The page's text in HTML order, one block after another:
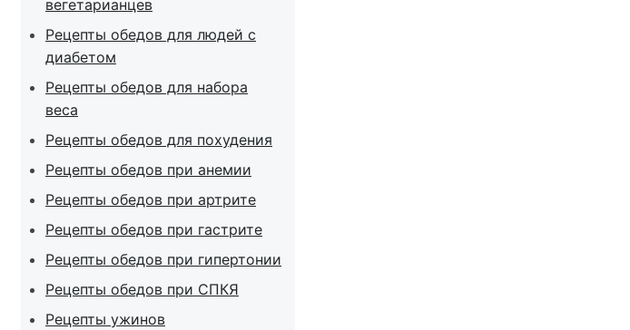
вегетарианцев
Рецепты обедов для людей с
диабетом
Рецепты обедов для набора
веса
Рецепты обедов для похудения
Рецепты обедов при анемии
Рецепты обедов при артрите
Рецепты обедов при гастрите
Рецепты обедов при гипертонии
Рецепты обедов при СПКЯ
Рецепты ужинов